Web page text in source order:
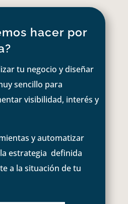
hacer por
tu negocio y diseñar
sencillo para
visibilidad, interés y
y automatizar
estrategia definida
a la situación de tu